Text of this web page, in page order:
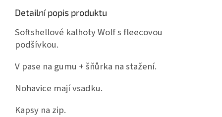
Detailní popis produktu
Softshellové kalhoty Wolf s fleecovou
podšívkou.
V pase na gumu + šňůrka na stažení.
Nohavice mají vsadku.
Kapsy na zip.